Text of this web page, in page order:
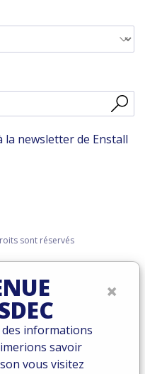
newsletter de Enstall
sont réservés
×
informations
savoir
vous visitez